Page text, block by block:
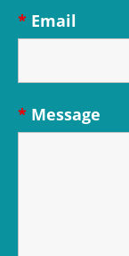
Email
*
Message
*